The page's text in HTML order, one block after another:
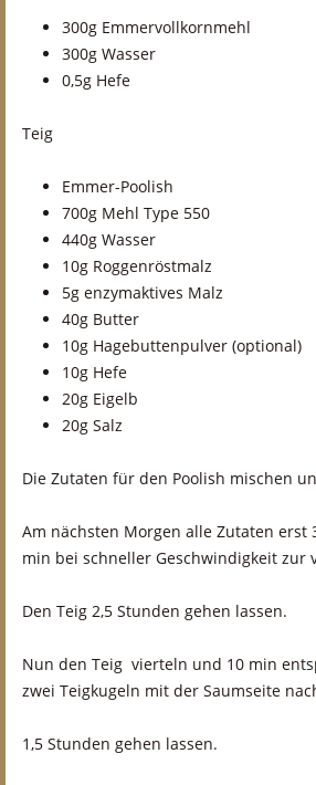
300g Emmervollkornmehl
300g Wasser
0,5g Hefe
Teig
Emmer-Poolish
700g Mehl Type 550
440g Wasser
10g Roggenröstmalz
5g enzymaktives Malz
40g Butter
10g Hagebuttenpulver (optional)
10g Hefe
20g Eigelb
20g Salz
Die Zutaten für den Poolish mischen
Am nächsten Morgen alle Zutaten
min bei schneller Geschwindigkeit zur
Den Teig 2,5 Stunden gehen lassen.
Nun den Teig vierteln und 10 min
zwei Teigkugeln mit der Saumseite
1,5 Stunden gehen lassen.